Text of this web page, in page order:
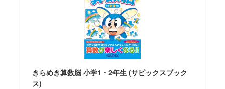
きらめき算数脳 小学1・2年生 (サピックスブック
ス)